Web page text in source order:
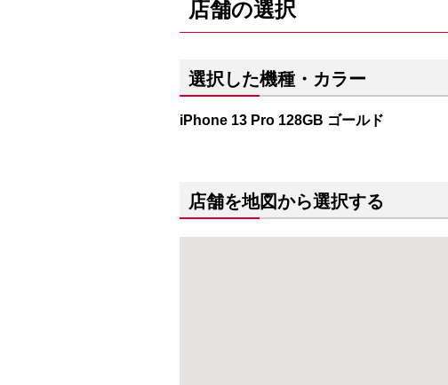
店舗の選択
選択した機種・カラー
iPhone 13 Pro 128GB ゴールド
店舗を地図から選択する